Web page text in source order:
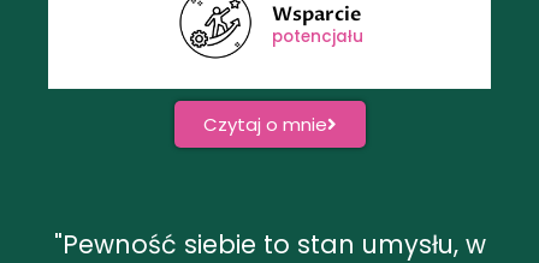
Wsparcie
potencjału
Czytaj o mnie
"Pewność siebie to stan umysłu, w